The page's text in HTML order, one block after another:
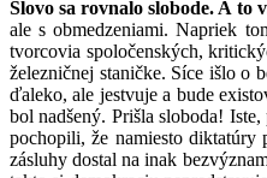
Slovo sa rovnalo slobode. A to
ale s obmedzeniami. Napriek
tvorcovia spoločenských,
železničnej staničke. Síce išlo o
ďaleko, ale jestvuje a bude
bol nadšený. Prišla sloboda!
pochopili, že namiesto diktatúry
zásluhy dostal na inak